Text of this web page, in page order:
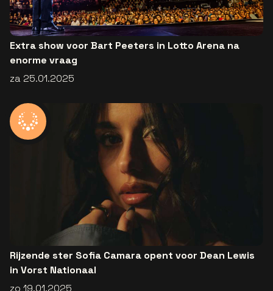
Extra show voor Bart Peeters in Lotto Arena na
enorme vraag
za 25.01.2025
Rijzende ster Sofia Camara opent voor Dean Lewis
in Vorst Nationaal
zo 19.01.2025